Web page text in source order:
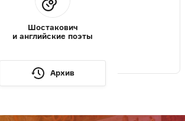
Шостакович
и английские поэты
Архив